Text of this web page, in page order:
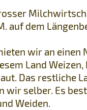
auf dem
wir an einen
Land Weizen,
Das restliche
wir selber. Es
Weiden.